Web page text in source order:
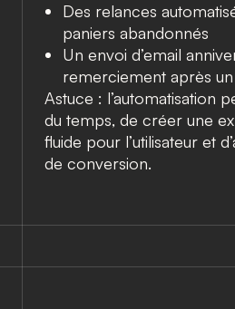
Des relances
paniers abandonnés
Un envoi d’email
remerciement après
Astuce : l’automatisation
du temps, de créer une
fluide pour l’utilisateur et
de conversion.